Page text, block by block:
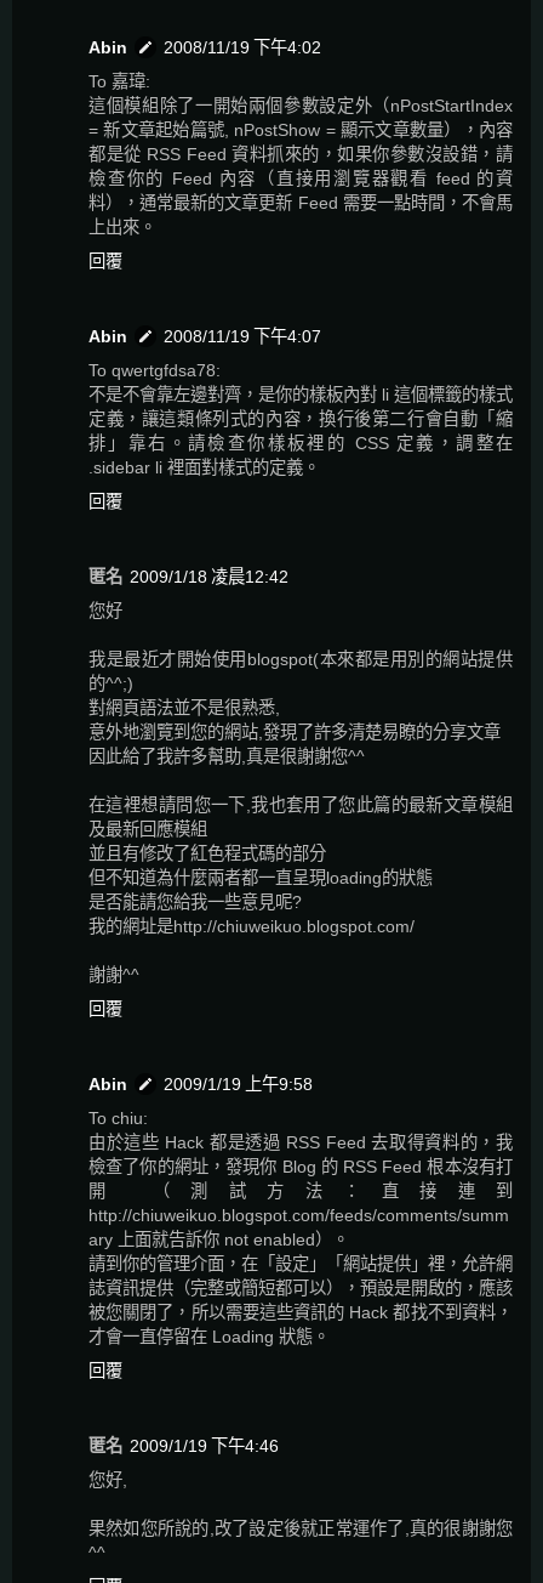
Abin
2008/11/19 下午4:02
To 嘉瑋:
這個模組除了一開始兩個參數設定外（nPostStartIndex
= 新文章起始篇號, nPostShow = 顯示文章數量），內容
都是從 RSS Feed 資料抓來的，如果你參數沒設錯，請
檢查你的 Feed 內容（直接用瀏覽器觀看 feed 的資
料），通常最新的文章更新 Feed 需要一點時間，不會馬
上出來。
回覆
Abin
2008/11/19 下午4:07
To qwertgfdsa78:
不是不會靠左邊對齊，是你的樣板內對 li 這個標籤的樣式
定義，讓這類條列式的內容，換行後第二行會自動「縮
排」靠右。請檢查你樣板裡的 CSS 定義，調整在
.sidebar li 裡面對樣式的定義。
回覆
匿名 2009/1/18 凌晨12:42
您好
我是最近才開始使用blogspot(本來都是用別的網站提供
的^^;)
對網頁語法並不是很熟悉,
意外地瀏覽到您的網站,發現了許多清楚易瞭的分享文章
因此給了我許多幫助,真是很謝謝您^^
在這裡想請問您一下,我也套用了您此篇的最新文章模組
及最新回應模組
並且有修改了紅色程式碼的部分
但不知道為什麼兩者都一直呈現loading的狀態
是否能請您給我一些意見呢?
我的網址是http://chiuweikuo.blogspot.com/
謝謝^^
回覆
Abin
2009/1/19 上午9:58
To chiu:
由於這些 Hack 都是透過 RSS Feed 去取得資料的，我
檢查了你的網址，發現你 Blog 的 RSS Feed 根本沒有打
開 （測試方法：直接連到
http://chiuweikuo.blogspot.com/feeds/comments/summ
ary 上面就告訴你 not enabled）。
請到你的管理介面，在「設定」「網站提供」裡，允許網
誌資訊提供（完整或簡短都可以），預設是開啟的，應該
被您關閉了，所以需要這些資訊的 Hack 都找不到資料，
才會一直停留在 Loading 狀態。
回覆
匿名 2009/1/19 下午4:46
您好,
果然如您所說的,改了設定後就正常運作了,真的很謝謝您
^^